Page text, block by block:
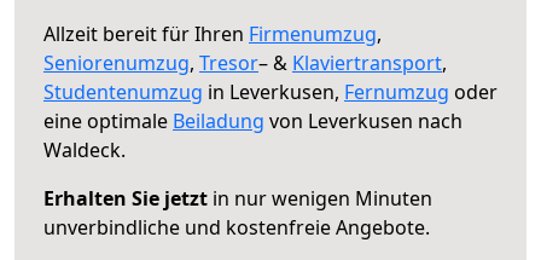
Allzeit bereit für Ihren Firmenumzug,
Seniorenumzug, Tresor– & Klaviertransport,
Studentenumzug in Leverkusen, Fernumzug oder
eine optimale Beiladung von Leverkusen nach
Waldeck.
Erhalten Sie jetzt in nur wenigen Minuten
unverbindliche und kostenfreie Angebote.